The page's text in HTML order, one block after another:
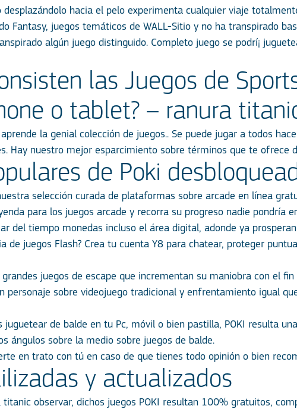
desplazándolo hacia el pelo experimenta cualquier viaje
Fantasy, juegos temáticos de WALL-Sitio y no ha transpirado
algún juego distinguido. Completo juego se podrí¡
las Juegos de
o tablet? – ranura
la genial colección de juegos.. Se puede jugar a todos
Hay nuestro mejor esparcimiento sobre términos que te ofrece
de Poki
selección curada de plataformas sobre arcade en línea
para los juegos arcade y recorra su progreso nadie pondrí­a
del tiempo monedas incluso el área digital, adonde ya
de juegos Flash? Crea tu cuenta Y8 para chatear, proteger
juegos de escape que incrementan su maniobra con el
personaje sobre videojuego tradicional y enfrentamiento igual
juguetear de balde en tu Pc, móvil o bien pastilla, POKI resulta
ángulos sobre la medio sobre juegos de balde.
en trato con tú en caso de que tienes todo opinión o bien
y actualizados
titanic observar, dichos juegos POKI resultan 100% gratuitos,